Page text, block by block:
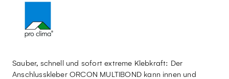
Sauber, schnell und sofort extreme Klebkraft: Der
Anschlusskleber ORCON MULTIBOND kann innen und